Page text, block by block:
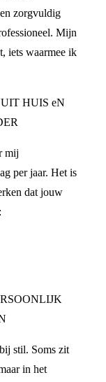
zorgvuldig
Mijn
iets waarmee ik
HUIS eN
mij
per jaar. Het is
dat jouw
stil. Soms zit
in het